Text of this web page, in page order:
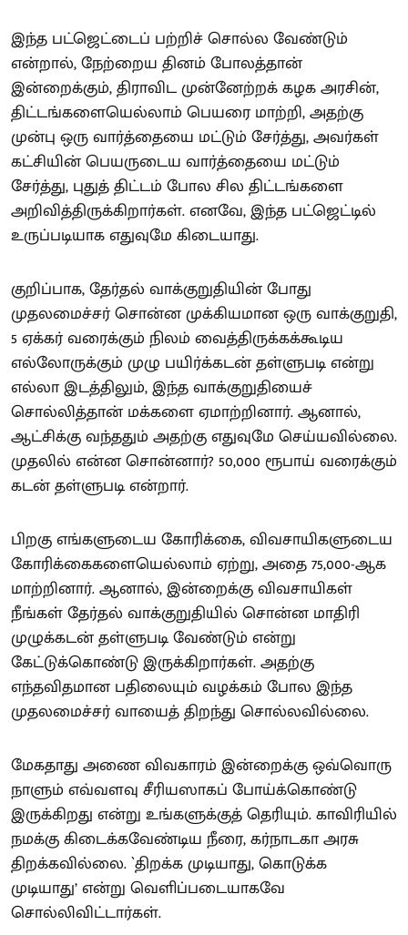
இந்த பட்ஜெட்டைப் பற்றிச் சொல்ல வேண்டும்
என்றால், நேற்றைய தினம் போலத்தான்
இன்றைக்கும், திராவிட முன்னேற்றக் கழக அரசின்,
திட்டங்களையெல்லாம் பெயரை மாற்றி, அதற்கு
முன்பு ஒரு வார்த்தையை மட்டும் சேர்த்து, அவர்கள்
கட்சியின் பெயருடைய வார்த்தையை மட்டும்
சேர்த்து, புதுத் திட்டம் போல சில திட்டங்களை
அறிவித்திருக்கிறார்கள். எனவே, இந்த பட்ஜெட்டில்
உருப்படியாக எதுவுமே கிடையாது.
குறிப்பாக, தேர்தல் வாக்குறுதியின் போது
முதலமைச்சர் சொன்ன முக்கியமான ஒரு வாக்குறுதி,
5 ஏக்கர் வரைக்கும் நிலம் வைத்திருக்கக்கூடிய
எல்லோருக்கும் முழு பயிர்க்கடன் தள்ளுபடி என்று
எல்லா இடத்திலும், இந்த வாக்குறுதியைச்
சொல்லித்தான் மக்களை ஏமாற்றினார். ஆனால்,
ஆட்சிக்கு வந்ததும் அதற்கு எதுவுமே செய்யவில்லை.
முதலில் என்ன சொன்னார்? 50,000 ரூபாய் வரைக்கும்
கடன் தள்ளுபடி என்றார்.
பிறகு எங்களுடைய கோரிக்கை, விவசாயிகளுடைய
கோரிக்கைகளையெல்லாம் ஏற்று, அதை 75,000-ஆக
மாற்றினார். ஆனால், இன்றைக்கு விவசாயிகள்
நீங்கள் தேர்தல் வாக்குறுதியில் சொன்ன மாதிரி
முழுக்கடன் தள்ளுபடி வேண்டும் என்று
கேட்டுக்கொண்டு இருக்கிறார்கள். அதற்கு
எந்தவிதமான பதிலையும் வழக்கம் போல இந்த
முதலமைச்சர் வாயைத் திறந்து சொல்லவில்லை.
மேகதாது அணை விவகாரம் இன்றைக்கு ஒவ்வொரு
நாளும் எவ்வளவு சீரியஸாகப் போய்க்கொண்டு
இருக்கிறது என்று உங்களுக்குத் தெரியும். காவிரியில்
நமக்கு கிடைக்கவேண்டிய நீரை, கர்நாடகா அரசு
திறக்கவில்லை. `திறக்க முடியாது, கொடுக்க
முடியாது’ என்று வெளிப்படையாகவே
சொல்லிவிட்டார்கள்.